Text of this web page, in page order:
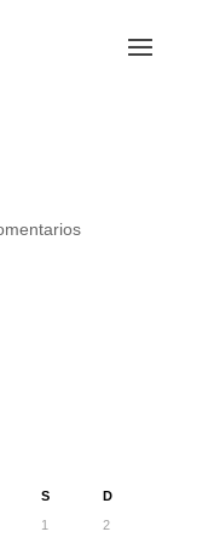
S
D
1
2